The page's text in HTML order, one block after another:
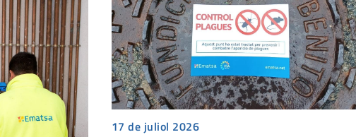
17 de juliol 2026